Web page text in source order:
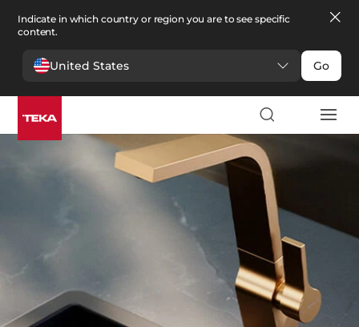
Indicate in which country or region you are to see specific
content.
United States Go
Кухня >Кухонні змішувачі
Кухонні змішувачі